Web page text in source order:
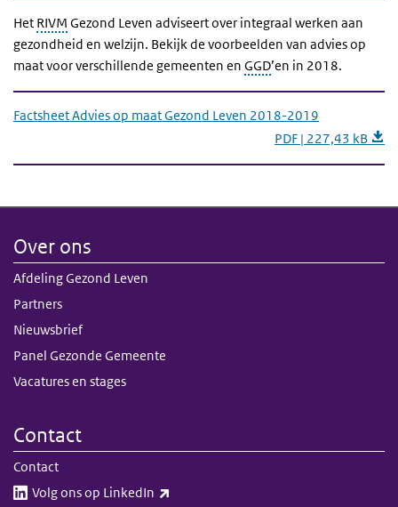
Het RIVM Gezond Leven adviseert over integraal werken aan
gezondheid en welzijn. Bekijk de voorbeelden van advies op
maat voor verschillende gemeenten en GGD’en in 2018.
Factsheet Advies op maat Gezond Leven 2018-2019
PDF | 227,43 kB
Over ons
Afdeling Gezond Leven
Partners
Nieuwsbrief
Panel Gezonde Gemeente
Vacatures en stages
Contact
Contact
Volg ons op LinkedIn​​